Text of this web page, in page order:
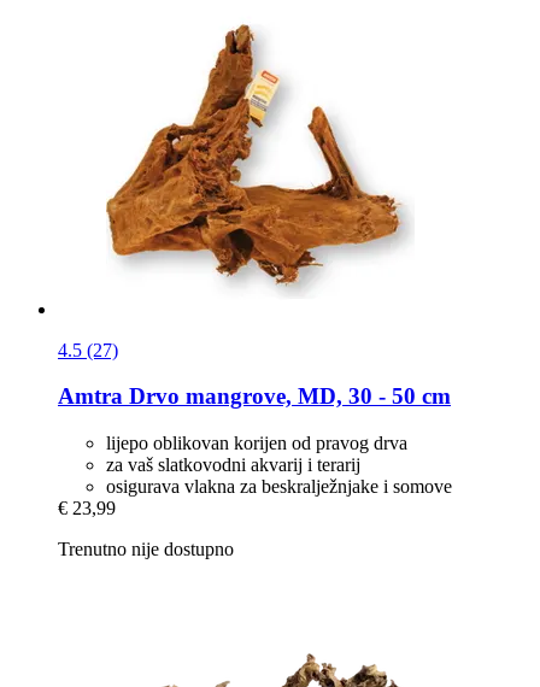
4.5 (27)
Amtra Drvo mangrove, MD, 30 -​ 50 cm
lijepo oblikovan korijen od pravog drva
za vaš slatkovodni akvarij i terarij
osigurava vlakna za beskralježnjake i somove
€ 23,99
Trenutno nije dostupno